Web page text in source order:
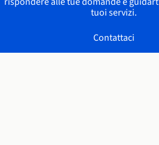
tuoi servizi.
Contattaci